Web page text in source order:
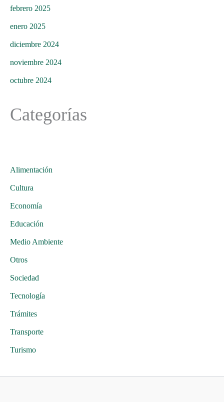
febrero 2025
enero 2025
diciembre 2024
noviembre 2024
octubre 2024
Categorías
Alimentación
Cultura
Economía
Educación
Medio Ambiente
Otros
Sociedad
Tecnología
Trámites
Transporte
Turismo